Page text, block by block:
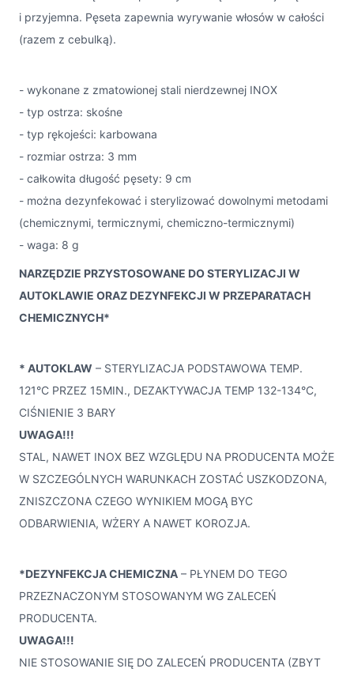
i przyjemna. Pęseta zapewnia wyrywanie włosów w całości
(razem z cebulką).
- wykonane z zmatowionej stali nierdzewnej INOX
- typ ostrza: skośne
- typ rękojeści: karbowana
- rozmiar ostrza: 3 mm
- całkowita długość pęsety: 9 cm
- można dezynfekować i sterylizować dowolnymi metodami
(chemicznymi, termicznymi, chemiczno-termicznymi)
- waga: 8 g
NARZĘDZIE PRZYSTOSOWANE DO STERYLIZACJI W
AUTOKLAWIE ORAZ DEZYNFEKCJI W PRZEPARATACH
CHEMICZNYCH*
* AUTOKLAW – STERYLIZACJA PODSTAWOWA TEMP.
121°C PRZEZ 15MIN., DEZAKTYWACJA TEMP 132-134°C,
CIŚNIENIE 3 BARY
UWAGA!!!
STAL, NAWET INOX BEZ WZGLĘDU NA PRODUCENTA MOŻE
W SZCZEGÓLNYCH WARUNKACH ZOSTAĆ USZKODZONA,
ZNISZCZONA CZEGO WYNIKIEM MOGĄ BYC
ODBARWIENIA, WŻERY A NAWET KOROZJA.
*DEZYNFEKCJA CHEMICZNA – PŁYNEM DO TEGO
PRZEZNACZONYM STOSOWANYM WG ZALECEŃ
PRODUCENTA.
UWAGA!!!
NIE STOSOWANIE SIĘ DO ZALECEŃ PRODUCENTA (ZBYT